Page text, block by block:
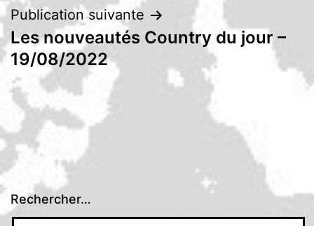
Publication suivante
Les nouveautés Country du jour –
19/08/2022
Rechercher…